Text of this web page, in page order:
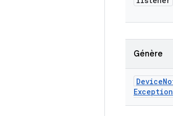
Génère
Device
Exception